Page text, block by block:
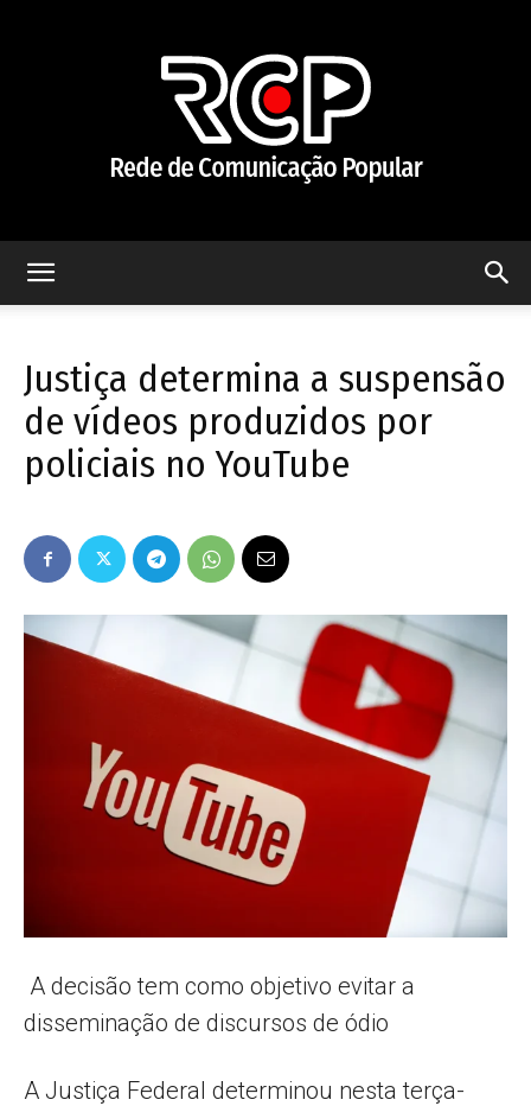
Popular
–
AL
Justiça determina a suspensão
de vídeos produzidos por
policiais no YouTube
A decisão tem como objetivo evitar a
disseminação de discursos de ódio
A Justiça Federal determinou nesta terça-